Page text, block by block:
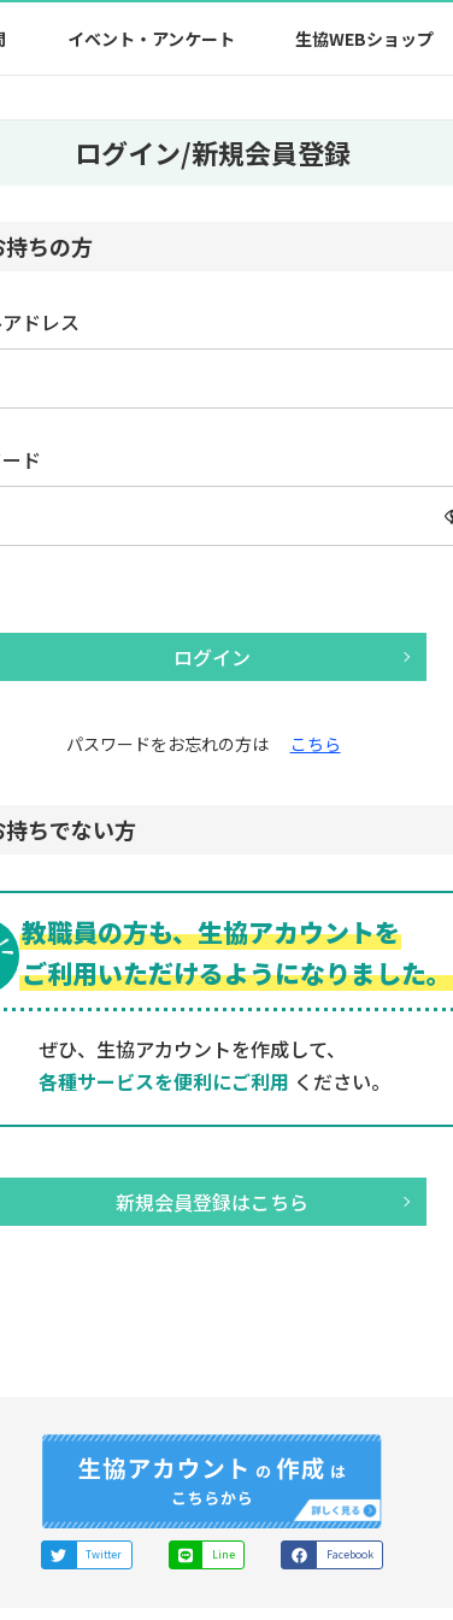
イベント・アンケート 生協WEBショップ
ログイン/新規会員登録
ちの方
ドレス
ド
ログイン
パスワードをお忘れの方は こちら
ちでない方
教職員の方も、生協アカウントを
ご利用いただけるようになりました。
ぜひ、生協アカウントを作成して、
各種サービスを便利にご利用 ください。
新規会員登録はこちら
Twitter Line Facebook